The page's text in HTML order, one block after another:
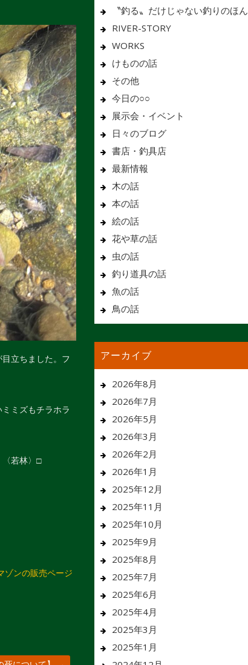
立ちました。フ
ミズもチラホラ
〈若林〉□
ゾンの販売ページ
〝釣る〟だけじゃない釣りのほん
RIVER-STORY
WORKS
けものの話
その他
今日の○○
展示会・イベント
日々のブログ
書店・釣具店
最新情報
木の話
本の話
絵の話
花や草の話
虫の話
釣り道具の話
魚の話
鳥の話
アーカイブ
2026年8月
2026年7月
2026年5月
2026年3月
2026年2月
2026年1月
2025年12月
2025年11月
2025年10月
2025年9月
2025年8月
2025年7月
2025年6月
2025年4月
2025年3月
2025年1月